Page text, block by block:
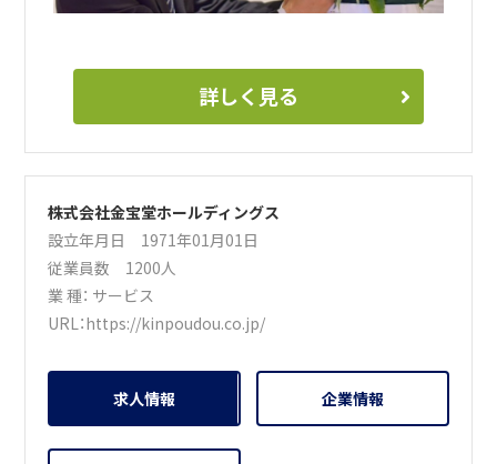
詳しく見る
株式会社金宝堂ホールディングス
設立年月日 1971年01月01日
従業員数 1200人
業 種： サービス
URL：https://kinpoudou.co.jp/
求人情報 企業情報